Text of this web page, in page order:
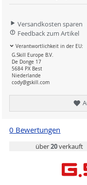
Versandkosten sparen
Feedback zum Artikel
Verantwortlichkeit in der EU:
G.Skill Europe B.V.
De Donge 17
5684 PX Best
Niederlande
cody@gskill.com
0 Bewertungen
über20verkauft